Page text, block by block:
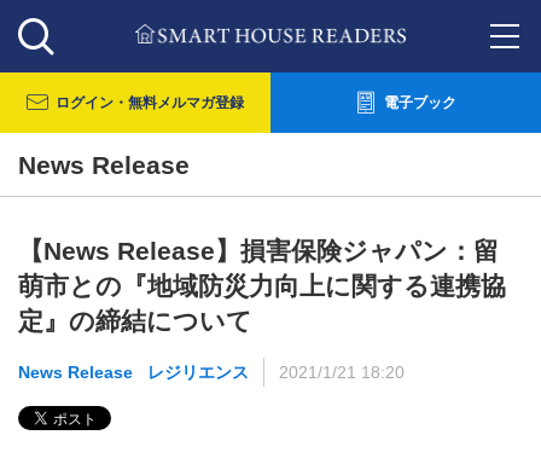
ログイン・ 無料メルマガ登録 電子ブック
News Release
【News Release】損害保険ジャパン：留
萌市との『地域防災力向上に関する連携協
定』の締結について
News Release レジリエンス 2021/1/21 18:20